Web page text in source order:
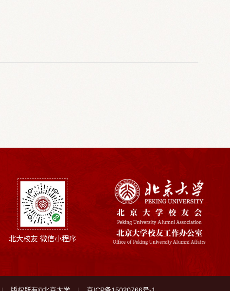
北大校友 微信小程序